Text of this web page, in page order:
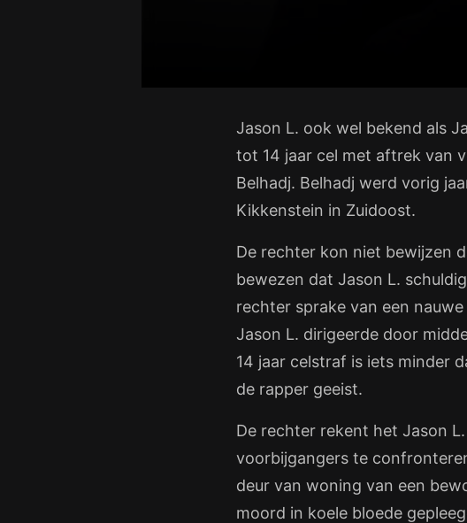
Jason L. ook wel bekend als
tot 14 jaar cel met aftrek van
Belhadj. Belhadj werd vorig
Kikkenstein in Zuidoost.
De rechter kon niet bewijzen
bewezen dat Jason L.
rechter sprake van een
Jason L. dirigeerde door
14 jaar celstraf is iets minder
de rapper geeist.
De rechter rekent het Jason
voorbijgangers te
deur van woning van een
moord in koele bloede